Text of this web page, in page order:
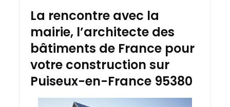
La rencontre avec la
mairie, l’architecte des
bâtiments de France pour
votre construction sur
Puiseux-en-France 95380